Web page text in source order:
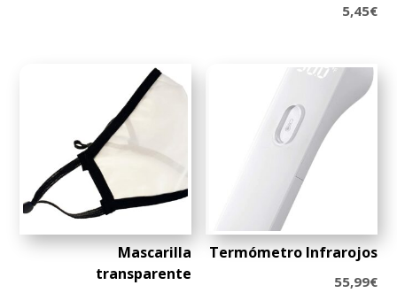
5,45€
Mascarilla
transparente
Termómetro Infrarojos
55,99€